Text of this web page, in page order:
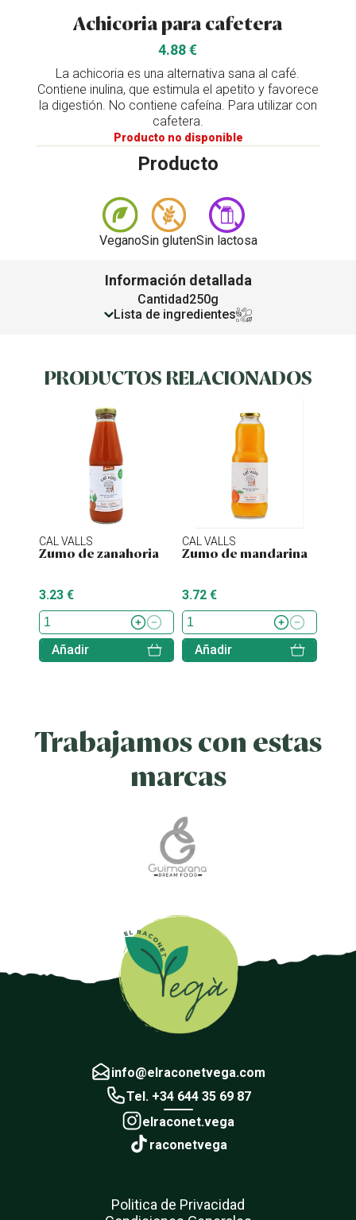
Achicoria para cafetera
4.88 €
La achicoria es una alternativa sana al café.
Contiene inulina, que estimula el apetito y favorece
la digestión. No contiene cafeína. Para utilizar con
cafetera.
Producto no disponible
Producto
VeganoSin glutenSin lactosa
Información detallada
Cantidad250g
Lista de ingredientes
PRODUCTOS RELACIONADOS
CAL VALLS
Zumo de zanahoria
3.23 €
Añadir
CAL VALLS
Zumo de mandarina
3.72 €
Añadir
Trabajamos con estas
marcas
info@elraconetvega.com
Tel. +34 644 35 69 87
elraconet.vega
raconetvega
Politica de Privacidad